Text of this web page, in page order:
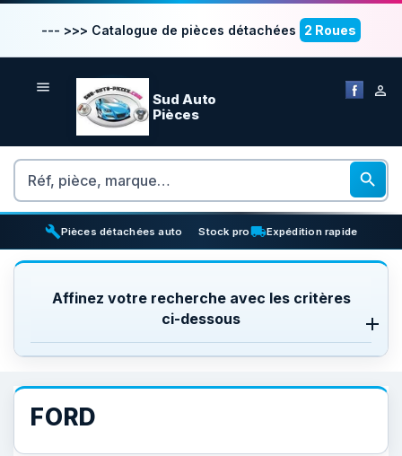
--- >>> Catalogue de pièces détachées 2 Roues
 
Sud Auto
Pièces
Rechercher

buildPièces détachées auto inventory_2
Stock prolocal_shippingExpédition rapide
Affinez votre recherche avec les critères
ci-dessous
FORD